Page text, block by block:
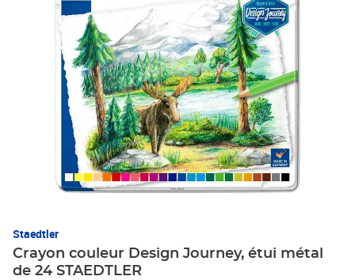
Staedtler
Crayon couleur Design Journey, étui métal
de 24 STAEDTLER